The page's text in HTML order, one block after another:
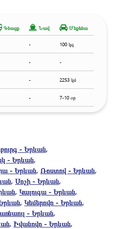
Գնացք Նավ Մեքենա
- 100 կգ
- -
- 2253 կմ
- 7-10 օր
- Երևան,
- Երևան,
- Երևան, Ռոստով - Երևան,
, Սոչի - Երևան,
, Կալուգա - Երևան,
, Կեմերովո - Երևան,
- Երևան,
, Իվանովո - Երևան,